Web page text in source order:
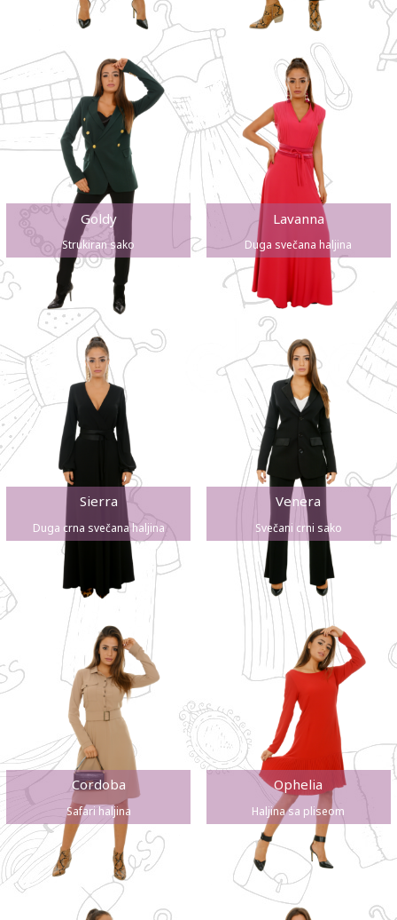
Goldy
Strukiran sako
Lavanna
Duga svečana haljina
Sierra
Duga crna svečana haljina
Venera
Svečani crni sako
Cordoba
Safari haljina
Ophelia
Haljina sa pliseom